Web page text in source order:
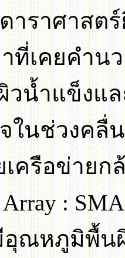
าราศาสต
เคยคำนว
วน้ำแข็งแ
ในช่วงค
เครือข่าย
Array :
อุณหภูมิพื้น